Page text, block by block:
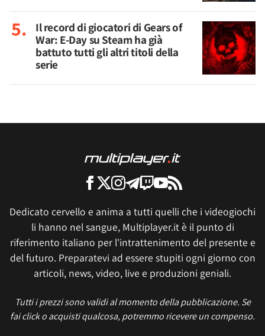
Il record di giocatori di Gears of
War: E-Day su Steam ha già
battuto tutti gli altri titoli della
serie
Dedicato cervello e anima a tutti quelli che i videogiochi
li hanno nel sangue, Multiplayer.it è il punto di
riferimento italiano per l'intrattenimento del presente e
del futuro. Preparatevi ad essere stupiti ogni giorno con
articoli, news, video, live e produzioni geniali.
Tutti i prezzi sono validi al momento della pubblicazione. Se
fai click o acquisti qualcosa, potremmo ricevere un compenso.